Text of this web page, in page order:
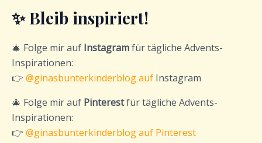
✨ Bleib inspiriert!
🎄 Folge mir auf Instagramfür tägliche Advents-
Inspirationen:
👉 @ginasbunterkinderblog auf Instagram
🎄 Folge mir auf Pinterestfür tägliche Advents-
Inspirationen:
👉 @ginasbunterkinderblog auf Pinterest